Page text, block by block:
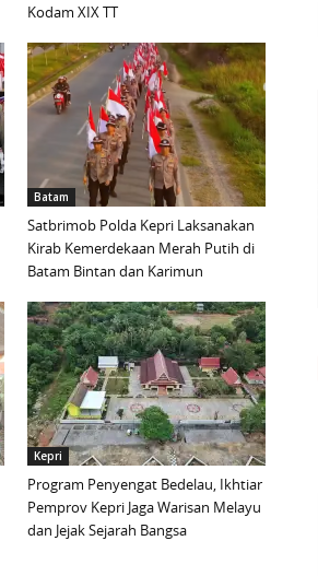
Kodam XIX TT
Batam
Satbrimob Polda Kepri Laksanakan
Kirab Kemerdekaan Merah Putih di
Batam Bintan dan Karimun
Kepri
Program Penyengat Bedelau, Ikhtiar
Pemprov Kepri Jaga Warisan Melayu
dan Jejak Sejarah Bangsa